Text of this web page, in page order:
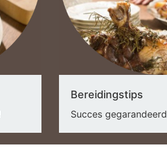
Bereidingstips
Succes gegarandeerd